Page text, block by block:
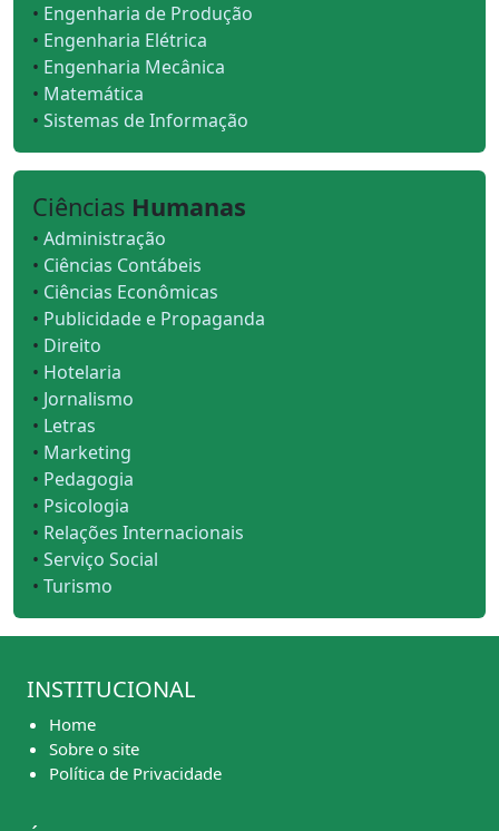
• Engenharia de Produção
• Engenharia Elétrica
• Engenharia Mecânica
• Matemática
• Sistemas de Informação
Ciências Humanas
• Administração
• Ciências Contábeis
• Ciências Econômicas
• Publicidade e Propaganda
• Direito
• Hotelaria
• Jornalismo
• Letras
• Marketing
• Pedagogia
• Psicologia
• Relações Internacionais
• Serviço Social
• Turismo
INSTITUCIONAL
Home
Sobre o site
Política de Privacidade